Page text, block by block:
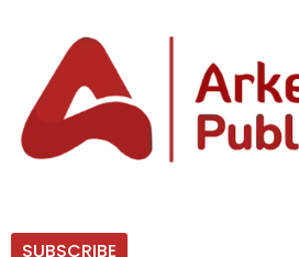
SUBSCRIBE